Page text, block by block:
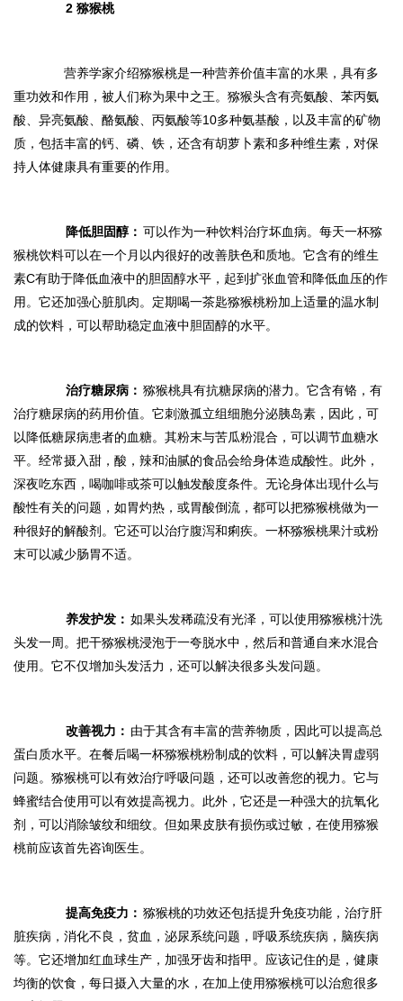
2 猕猴桃
营养学家介绍猕猴桃是一种营养价值丰富的水果，具有多
重功效和作用，被人们称为果中之王。猕猴头含有亮氨酸、苯丙氨
酸、异亮氨酸、酪氨酸、丙氨酸等10多种氨基酸，以及丰富的矿物
质，包括丰富的钙、磷、铁，还含有胡萝卜素和多种维生素，对保
持人体健康具有重要的作用。
降低胆固醇： 可以作为一种饮料治疗坏血病。每天一杯猕
猴桃饮料可以在一个月以内很好的改善肤色和质地。它含有的维生
素C有助于降低血液中的胆固醇水平，起到扩张血管和降低血压的作
用。它还加强心脏肌肉。定期喝一茶匙猕猴桃粉加上适量的温水制
成的饮料，可以帮助稳定血液中胆固醇的水平。
治疗糖尿病： 猕猴桃具有抗糖尿病的潜力。它含有铬，有
治疗糖尿病的药用价值。它刺激孤立组细胞分泌胰岛素，因此，可
以降低糖尿病患者的血糖。其粉末与苦瓜粉混合，可以调节血糖水
平。经常摄入甜，酸，辣和油腻的食品会给身体造成酸性。此外，
深夜吃东西，喝咖啡或茶可以触发酸度条件。无论身体出现什么与
酸性有关的问题，如胃灼热，或胃酸倒流，都可以把猕猴桃做为一
种很好的解酸剂。它还可以治疗腹泻和痢疾。一杯猕猴桃果汁或粉
末可以减少肠胃不适。
养发护发： 如果头发稀疏没有光泽，可以使用猕猴桃汁洗
头发一周。把干猕猴桃浸泡于一夸脱水中，然后和普通自来水混合
使用。它不仅增加头发活力，还可以解决很多头发问题。
改善视力： 由于其含有丰富的营养物质，因此可以提高总
蛋白质水平。在餐后喝一杯猕猴桃粉制成的饮料，可以解决胃虚弱
问题。猕猴桃可以有效治疗呼吸问题，还可以改善您的视力。它与
蜂蜜结合使用可以有效提高视力。此外，它还是一种强大的抗氧化
剂，可以消除皱纹和细纹。但如果皮肤有损伤或过敏，在使用猕猴
桃前应该首先咨询医生。
提高免疫力： 猕猴桃的功效还包括提升免疫功能，治疗肝
脏疾病，消化不良，贫血，泌尿系统问题，呼吸系统疾病，脑疾病
等。它还增加红血球生产，加强牙齿和指甲。应该记住的是，健康
均衡的饮食，每日摄入大量的水，在加上使用猕猴桃可以治愈很多